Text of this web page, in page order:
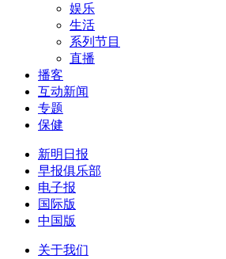
娱乐
生活
系列节目
直播
播客
互动新闻
专题
保健
新明日报
早报俱乐部
电子报
国际版
中国版
关于我们